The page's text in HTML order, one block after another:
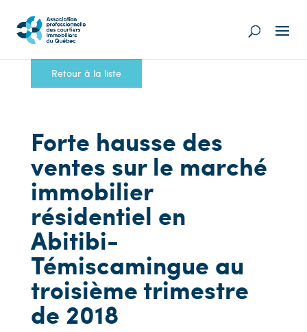
Retour à la liste
Forte hausse des
ventes sur le marché
immobilier
résidentiel en
Abitibi-
Témiscamingue au
troisième trimestre
de 2018